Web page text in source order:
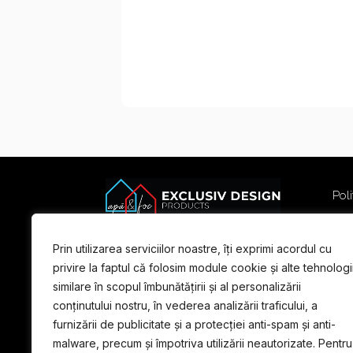
Prin utilizarea serviciilor noastre, îți exprimi acordul cu
privire la faptul că folosim module cookie și alte tehnologii
similare în scopul îmbunătățirii și al personalizării
conținutului nostru, în vederea analizării traficului, a
furnizării de publicitate și a protecției anti-spam și anti-
malware, precum și împotriva utilizării neautorizate. Pentru